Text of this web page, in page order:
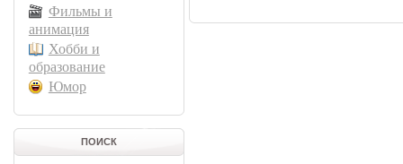
Фильмы и
анимация
Хобби и
образование
Юмор
ПОИСК